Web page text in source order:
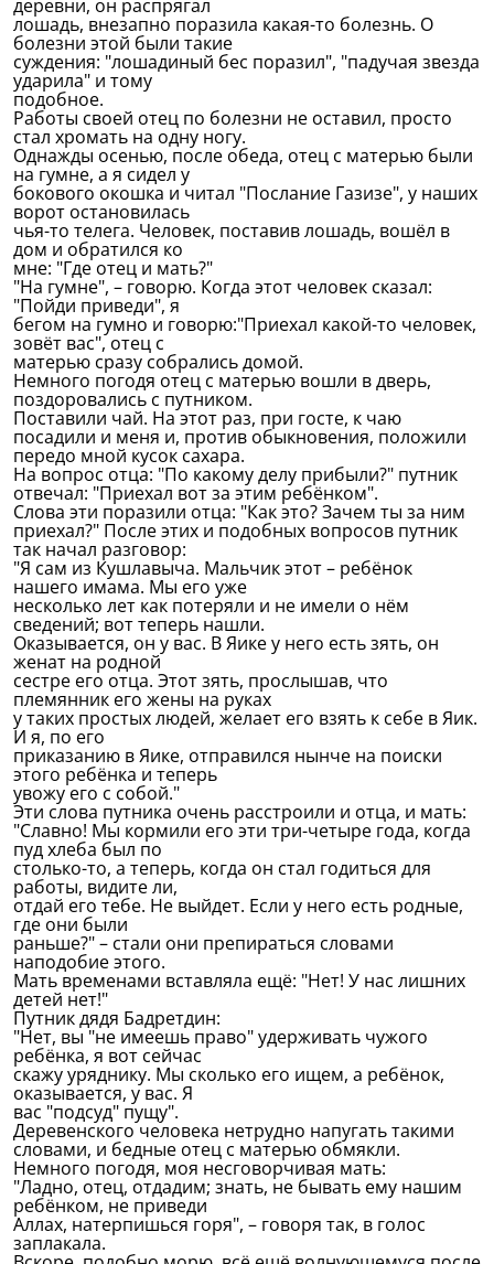
деревни, он распрягал
лошадь, внезапно поразила какая-то болезнь. О
болезни этой были такие
суждения: "лошадиный бес поразил", "падучая звезда
ударила" и тому
подобное.
Работы своей отец по болезни не оставил, просто
стал хромать на одну ногу.
Однажды осенью, после обеда, отец с матерью были
на гумне, а я сидел у
бокового окошка и читал "Послание Газизе", у наших
ворот остановилась
чья-то телега. Человек, поставив лошадь, вошёл в
дом и обратился ко
мне: "Где отец и мать?"
"На гумне", – говорю. Когда этот человек сказал:
"Пойди приведи", я
бегом на гумно и говорю:"Приехал какой-то человек,
зовёт вас", отец с
матерью сразу собрались домой.
Немного погодя отец с матерью вошли в дверь,
поздоровались с путником.
Поставили чай. На этот раз, при госте, к чаю
посадили и меня и, против обыкновения, положили
передо мной кусок сахара.
На вопрос отца: "По какому делу прибыли?" путник
отвечал: "Приехал вот за этим ребёнком".
Слова эти поразили отца: "Как это? Зачем ты за ним
приехал?" После этих и подобных вопросов путник
так начал разговор:
"Я сам из Кушлавыча. Мальчик этот – ребёнок
нашего имама. Мы его уже
несколько лет как потеряли и не имели о нём
сведений; вот теперь нашли.
Оказывается, он у вас. В Яике у него есть зять, он
женат на родной
сестре его отца. Этот зять, прослышав, что
племянник его жены на руках
у таких простых людей, желает его взять к себе в Яик.
И я, по его
приказанию в Яике, отправился нынче на поиски
этого ребёнка и теперь
увожу его с собой."
Эти слова путника очень расстроили и отца, и мать:
"Славно! Мы кормили его эти три-четыре года, когда
пуд хлеба был по
столько-то, а теперь, когда он стал годиться для
работы, видите ли,
отдай его тебе. Не выйдет. Если у него есть родные,
где они были
раньше?" – стали они препираться словами
наподобие этого.
Мать временами вставляла ещё: "Нет! У нас лишних
детей нет!"
Путник дядя Бадретдин:
"Нет, вы "не имеешь право" удерживать чужого
ребёнка, я вот сейчас
скажу уряднику. Мы сколько его ищем, а ребёнок,
оказывается, у вас. Я
вас "подсуд" пущу".
Деревенского человека нетрудно напугать такими
словами, и бедные отец с матерью обмякли.
Немного погодя, моя несговорчивая мать:
"Ладно, отец, отдадим; знать, не бывать ему нашим
ребёнком, не приведи
Аллах, натерпишься горя", – говоря так, в голос
заплакала.